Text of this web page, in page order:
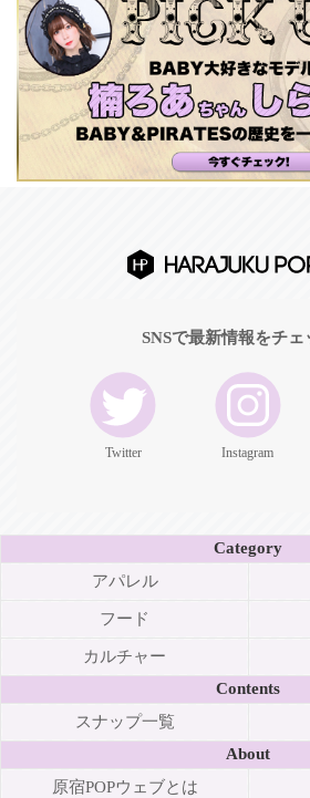
SNSで最新情報をチ
Twitter Instagram
Category
アパレル
フード
カルチャー
Contents
スナップ一覧
About
原宿POPウェブとは